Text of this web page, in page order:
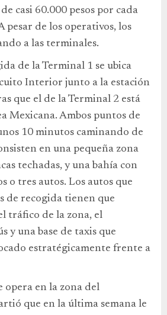
casi 60.000 pesos por cada
pesar de los operativos, los
a las terminales.
de la Terminal 1 se ubica
Interior junto a la estación
que el de la Terminal 2 está
Mexicana. Ambos puntos de
10 minutos caminando de
en una pequeña zona
techadas, y una bahía con
o tres autos. Los autos que
de recogida tienen que
tráfico de la zona, el
y una base de taxis que
estratégicamente frente a
opera en la zona del
que en la última semana le